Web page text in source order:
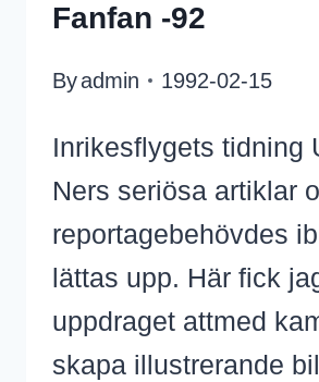
Fanfan -92
Byadmin 1992-02-15
Inrikesflygets tidning
Ners seriösa artiklar
reportagebehövdes
lättas upp. Här fick
uppdraget attmed
skapa illustrerande